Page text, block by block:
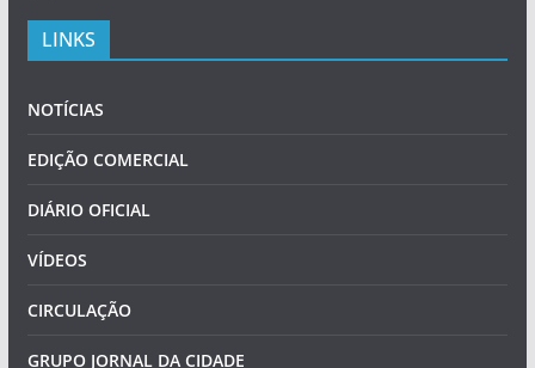
LINKS
NOTÍCIAS
EDIÇÃO COMERCIAL
DIÁRIO OFICIAL
VÍDEOS
CIRCULAÇÃO
GRUPO JORNAL DA CIDADE